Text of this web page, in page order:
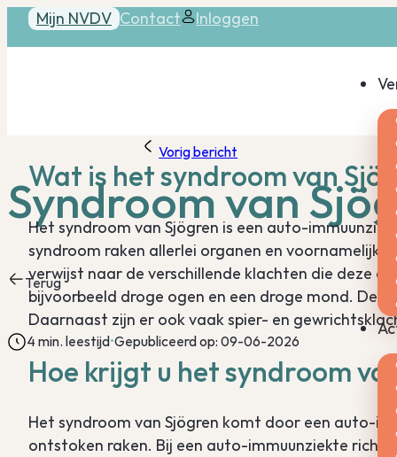
Mijn NVDV Contact Inloggen
Syndroom van
Terug
4 min. leestijd Gepubliceerd op: 09-06-2026
Wat is het syndroom van
Het syndroom van Sjögren is een auto-
syndroom raken allerlei organen en voornamelijk
verwijst naar de verschillende klachten die deze
bijvoorbeeld droge ogen en een droge mond. De
Daarnaast zijn er ook vaak spier- en
Hoe krijgt u het syndroom van
Het syndroom van Sjögren komt door een auto-
ontstoken raken. Bij een auto-immuunziekte richt
Vorig bericht